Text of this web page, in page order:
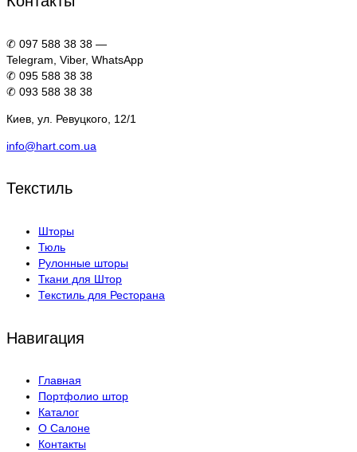
✆ 097 588 38 38 —
Telegram, Viber, WhatsApp
✆ 095 588 38 38
✆ 093 588 38 38
Киев, ул. Ревуцкого, 12/1
info@hart.com.ua
Текстиль
Шторы
Тюль
Рулонные шторы
Ткани для Штор
Текстиль для Ресторана
Навигация
Главная
Портфолио штор
Каталог
О Салоне
Контакты